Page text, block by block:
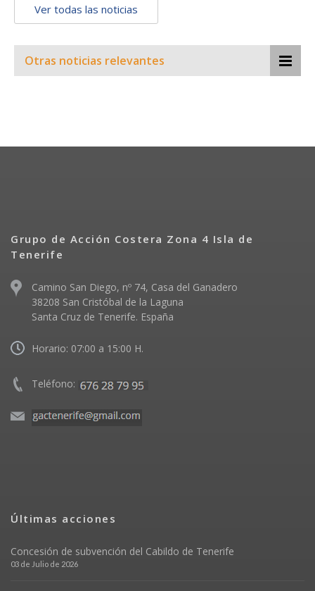
Ver todas las noticias
Otras noticias relevantes
Grupo de Acción Costera Zona 4 Isla de
Tenerife
Camino San Diego, nº 74, Casa del Ganadero
38208 San Cristóbal de la Laguna
Santa Cruz de Tenerife. España
Horario: 07:00 a 15:00 H.
Teléfono:
Últimas acciones
Concesión de subvención del Cabildo de Tenerife
03 de Julio de 2026